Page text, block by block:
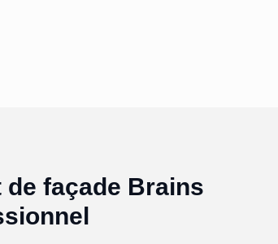
façade Brains